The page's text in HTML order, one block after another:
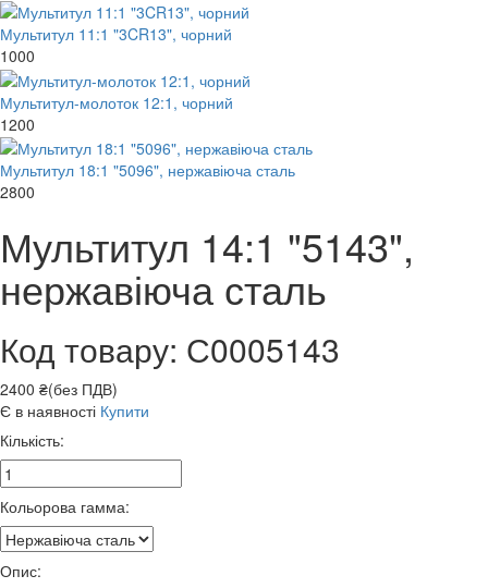
Мультитул 11:1 "3CR13", чорний
1000
Мультитул-молоток 12:1, чорний
1200
Мультитул 18:1 "5096", нержавіюча сталь
2800
Мультитул 14:1 "5143",
нержавіюча сталь
Код товару: С0005143
2400 ₴(без ПДВ)
Є в наявності Купити
Кількість:
Кольорова гамма:
Опис: